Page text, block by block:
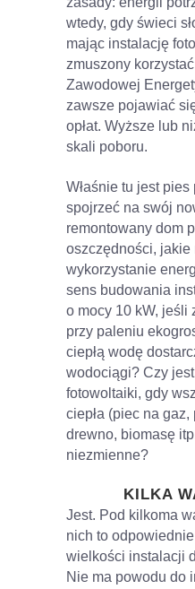
wtedy, gdy świeci
mając instalację
zmuszony
Zawodowej
zawsze pojawiać
opłat. Wyższe lub
skali poboru.
Właśnie tu jest
spojrzeć na swój
remontowany dom
oszczędności, jakie
wykorzystanie
sens budowania
o mocy 10 kW, jeśli
przy paleniu
ciepłą wodę
wodociągi? Czy
fotowoltaiki, gdy
ciepła (piec na gaz,
drewno, biomasę
niezmienne?
KILKA
Jest. Pod kilkoma
nich to
wielkości instalacji
Nie ma powodu do